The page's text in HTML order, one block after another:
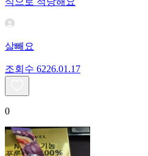
살빼요
조회수 6226.01.17
0